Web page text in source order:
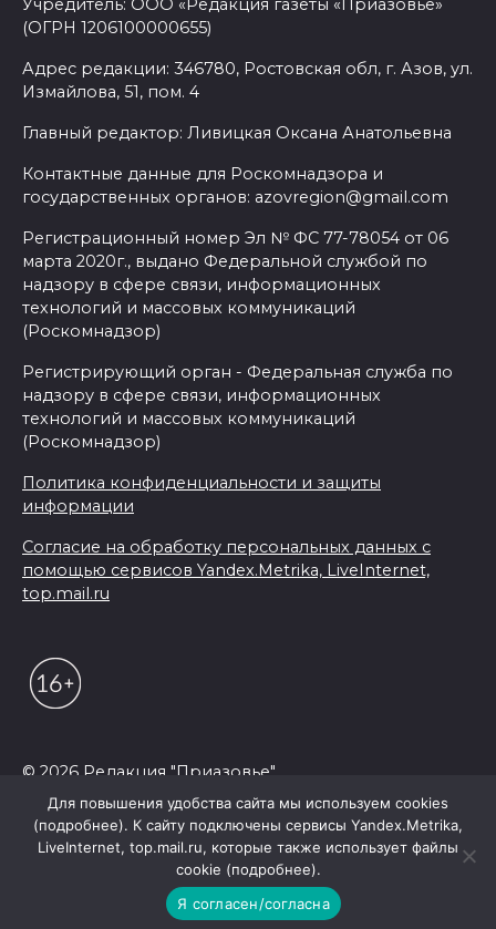
Учредитель: ООО «Редакция газеты «Приазовье»
(ОГРН 1206100000655)
Адрес редакции: 346780, Ростовская обл, г. Азов, ул.
Измайлова, 51, пом. 4
Главный редактор: Ливицкая Оксана Анатольевна
Контактные данные для Роскомнадзора и
государственных органов: azovregion@gmail.com
Регистрационный номер Эл № ФС 77-78054 от 06
марта 2020г., выдано Федеральной службой по
надзору в сфере связи, информационных
технологий и массовых коммуникаций
(Роскомнадзор)
Регистрирующий орган - Федеральная служба по
надзору в сфере связи, информационных
технологий и массовых коммуникаций
(Роскомнадзор)
Политика конфиденциальности и защиты
информации
Согласие на обработку персональных данных с
помощью сервисов Yandex.Metrika, LiveInternet,
top.mail.ru
© 2026 Редакция "Приазовье"
Для повышения удобства сайта мы используем cookies
(подробнее). К сайту подключены сервисы Yandex.Metrika,
LiveInternet, top.mail.ru, которые также использует файлы
cookie (подробнее).
Я согласен/согласна